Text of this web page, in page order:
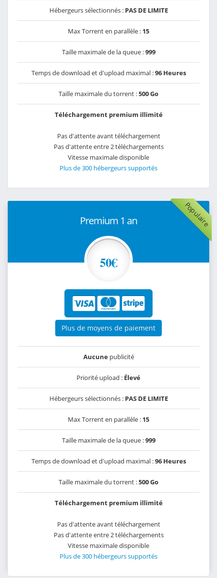
Hébergeurs sélectionnés : PAS DE LIMITE
Max Torrent en parallèle : 15
Taille maximale de la queue :999
Temps de download et d'upload maximal :96 Heures
Taille maximale du torrent :500 Go
Téléchargement premium illimité
Pas d'attente avant téléchargement
Pas d'attente entre 2 téléchargements
Vitesse maximale disponible
Plus de 300 hébergeurs supportés
Populaire
Premium 1 an
50€
Plus de moyens de paiement
Aucunepublicité
Priorité upload : Élevé
Hébergeurs sélectionnés : PAS DE LIMITE
Max Torrent en parallèle : 15
Taille maximale de la queue :999
Temps de download et d'upload maximal :96 Heures
Taille maximale du torrent :500 Go
Téléchargement premium illimité
Pas d'attente avant téléchargement
Pas d'attente entre 2 téléchargements
Vitesse maximale disponible
Plus de 300 hébergeurs supportés